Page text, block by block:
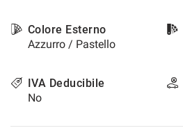
Colore Esterno
Azzurro / Pastello
IVA Deducibile
No